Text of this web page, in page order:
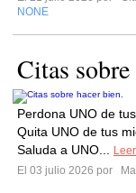
NONE
Citas
Perdona UNO de
Quita UNO de tus
Saluda a UNO...
El 03 julio 2026 por